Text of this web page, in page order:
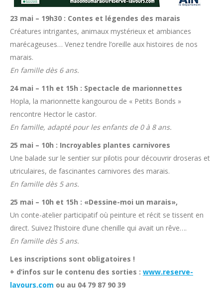
23 mai – 19h30 : Contes et légendes des marais
Créatures intrigantes, animaux mystérieux et ambiances
marécageuses… Venez tendre l’oreille aux histoires de nos
marais.
En famille dès 6 ans.
24 mai – 11h et 15h : Spectacle de marionnettes
Hopla, la marionnette kangourou de « Petits Bonds »
rencontre Hector le castor.
En famille, adapté pour les enfants de 0 à 8 ans.
25 mai – 10h : Incroyables plantes carnivores
Une balade sur le sentier sur pilotis pour découvrir droseras et
utriculaires, de fascinantes carnivores des marais.
En famille dès 5 ans.
25 mai – 10h et 15h : «Dessine-moi un marais»,
Un conte-atelier participatif où peinture et récit se tissent en
direct. Suivez l’histoire d’une chenille qui avait un rêve….
En famille dès 5 ans.
Les inscriptions sont obligatoires !
+ d’infos sur le contenu des sorties : www.reserve-
lavours.com ou au 04 79 87 90 39